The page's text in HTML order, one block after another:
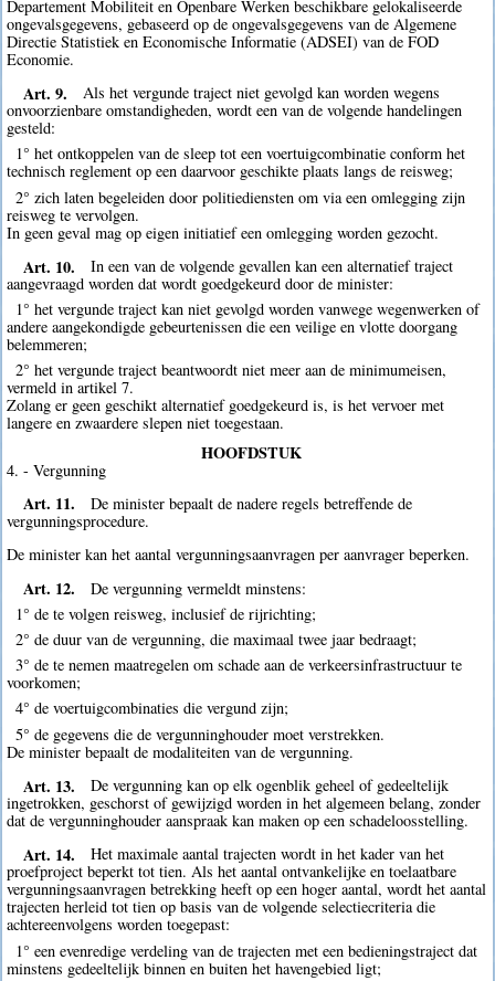
Departement Mobiliteit en Openbare Werken beschikbare gelokaliseerde
ongevalsgegevens, gebaseerd op de ongevalsgegevens van de Algemene
Directie Statistiek en Economische Informatie (ADSEI) van de FOD
Economie.
Art. 9.
Als het vergunde traject niet gevolgd kan worden wegens
onvoorzienbare omstandigheden, wordt een van de volgende handelingen
gesteld:
1° het ontkoppelen van de sleep tot een voertuigcombinatie conform het
technisch reglement op een daarvoor geschikte plaats langs de reisweg;
2° zich laten begeleiden door politiediensten om via een omlegging zijn
reisweg te vervolgen.
In geen geval mag op eigen initiatief een omlegging worden gezocht.
Art. 10.
In een van de volgende gevallen kan een alternatief traject
aangevraagd worden dat wordt goedgekeurd door de minister:
1° het vergunde traject kan niet gevolgd worden vanwege wegenwerken of
andere aangekondigde gebeurtenissen die een veilige en vlotte doorgang
belemmeren;
2° het vergunde traject beantwoordt niet meer aan de minimumeisen,
vermeld in artikel 7.
Zolang er geen geschikt alternatief goedgekeurd is, is het vervoer met
langere en zwaardere slepen niet toegestaan.
HOOFDSTUK
4. - Vergunning
Art. 11.
De minister bepaalt de nadere regels betreffende de
vergunningsprocedure.
De minister kan het aantal vergunningsaanvragen per aanvrager beperken.
Art. 12.
De vergunning vermeldt minstens:
1° de te volgen reisweg, inclusief de rijrichting;
2° de duur van de vergunning, die maximaal twee jaar bedraagt;
3° de te nemen maatregelen om schade aan de verkeersinfrastructuur te
voorkomen;
4° de voertuigcombinaties die vergund zijn;
5° de gegevens die de vergunninghouder moet verstrekken.
De minister bepaalt de modaliteiten van de vergunning.
Art. 13.
De vergunning kan op elk ogenblik geheel of gedeeltelijk
ingetrokken, geschorst of gewijzigd worden in het algemeen belang, zonder
dat de vergunninghouder aanspraak kan maken op een schadeloosstelling.
Art. 14.
Het maximale aantal trajecten wordt in het kader van het
proefproject beperkt tot tien. Als het aantal ontvankelijke en toelaatbare
vergunningsaanvragen betrekking heeft op een hoger aantal, wordt het aantal
trajecten herleid tot tien op basis van de volgende selectiecriteria die
achtereenvolgens worden toegepast:
1° een evenredige verdeling van de trajecten met een bedieningstraject dat
minstens gedeeltelijk binnen en buiten het havengebied ligt;